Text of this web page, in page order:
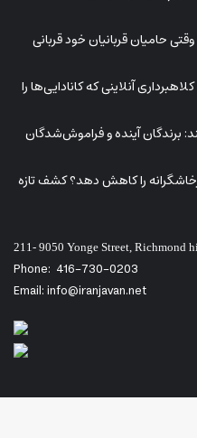
حامیان قربانیان خود قربانی
آنلاینی که کانادایی‌ها را
برندگان آینده و فراموش‌شدگان
را کاهش دهد؟ کشف تازه
211- 9050 Yonge Street, Richmond
Phone: 416-730-0203
Email: info@iranjavan.net